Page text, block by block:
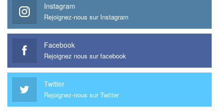
Instagram
Rejoignez-nous sur Instagram
Facebook
Rejoignez nous sur facebook
Twitter
Rejoignez-nous sur Twitter